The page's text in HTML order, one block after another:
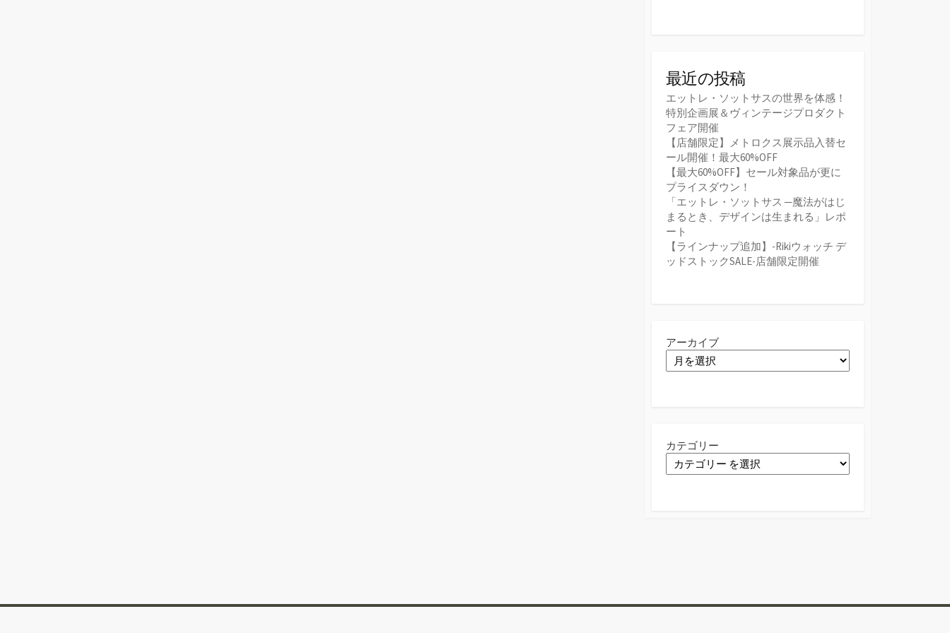
最近の投稿
エットレ・ソットサスの世界を体感！
特別企画展＆ヴィンテージプロダクト
フェア開催
【店舗限定】メトロクス展示品入替セ
ール開催！最大60%OFF
【最大60%OFF】セール対象品が更に
プライスダウン！
「エットレ・ソットサス ─魔法がはじ
まるとき、デザインは生まれる」レポ
ート
【ラインナップ追加】-Rikiウォッチ デ
ッドストックSALE-店舗限定開催
アーカイブ
カテゴリー